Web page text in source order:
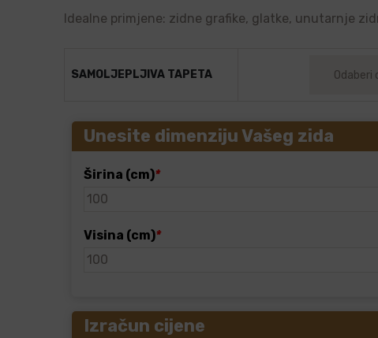
Idealne primjene: zidne grafike, glatke, unutarnje
SAMOLJEPLJIVA TAPETA
Unesite dimenziju Vašeg zida
Širina (cm)*
Visina (cm)*
Izračun cijene